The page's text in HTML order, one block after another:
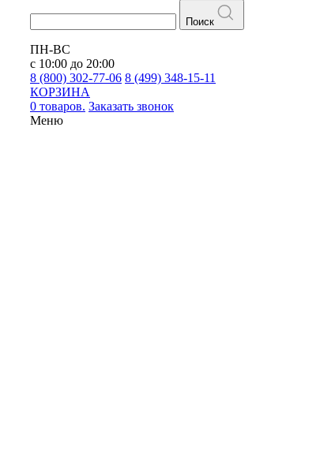
Поиск
ПН-ВС
с 10:00 до 20:00
8 (800) 302-77-06 8 (499) 348-15-11
КОРЗИНА
0 товаров. Заказать звонок
Меню